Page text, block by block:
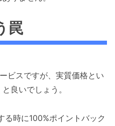
罠
ビスですが、実質価格とい
良いでしょう。
時に100%ポイントバック